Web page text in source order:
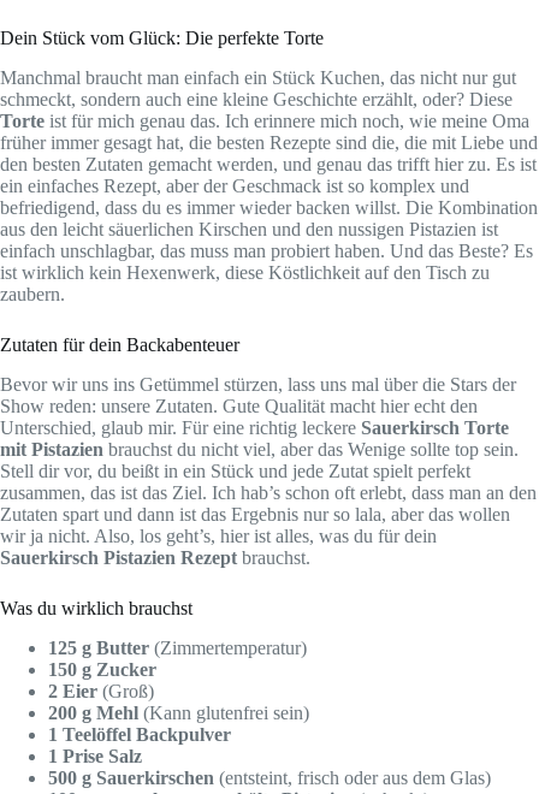
Dein Stück vom Glück: Die perfekte Torte
Manchmal braucht man einfach ein Stück Kuchen, das nicht nur gut
schmeckt, sondern auch eine kleine Geschichte erzählt, oder? Diese
Torte ist für mich genau das. Ich erinnere mich noch, wie meine Oma
früher immer gesagt hat, die besten Rezepte sind die, die mit Liebe und
den besten Zutaten gemacht werden, und genau das trifft hier zu. Es ist
ein einfaches Rezept, aber der Geschmack ist so komplex und
befriedigend, dass du es immer wieder backen willst. Die Kombination
aus den leicht säuerlichen Kirschen und den nussigen Pistazien ist
einfach unschlagbar, das muss man probiert haben. Und das Beste? Es
ist wirklich kein Hexenwerk, diese Köstlichkeit auf den Tisch zu
zaubern.
Zutaten für dein Backabenteuer
Bevor wir uns ins Getümmel stürzen, lass uns mal über die Stars der
Show reden: unsere Zutaten. Gute Qualität macht hier echt den
Unterschied, glaub mir. Für eine richtig leckere Sauerkirsch Torte
mit Pistazien brauchst du nicht viel, aber das Wenige sollte top sein.
Stell dir vor, du beißt in ein Stück und jede Zutat spielt perfekt
zusammen, das ist das Ziel. Ich hab’s schon oft erlebt, dass man an den
Zutaten spart und dann ist das Ergebnis nur so lala, aber das wollen
wir ja nicht. Also, los geht’s, hier ist alles, was du für dein
Sauerkirsch Pistazien Rezept brauchst.
Was du wirklich brauchst
125 g Butter (Zimmertemperatur)
150 g Zucker
2 Eier (Groß)
200 g Mehl (Kann glutenfrei sein)
1 Teelöffel Backpulver
1 Prise Salz
500 g Sauerkirschen (entsteint, frisch oder aus dem Glas)